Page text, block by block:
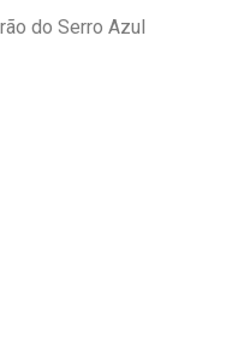
do Serro Azul